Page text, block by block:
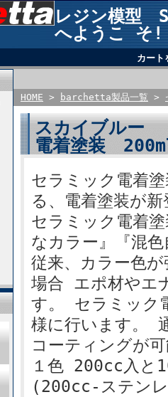
レジン模型
へようこ そ!
カート
HOME > barchetta製品一覧 >
スカイブル
電着塗装
セラミック電着
る、電着塗装が
セラミック電着
なカラー』『混
従来、カラー色
場合 エポ材やエ
す。 セラミック
様に行います。
コーティングが
１色 200cc入と
(200cc-ステン